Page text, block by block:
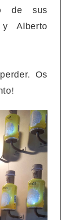
de sus
y Alberto
Os